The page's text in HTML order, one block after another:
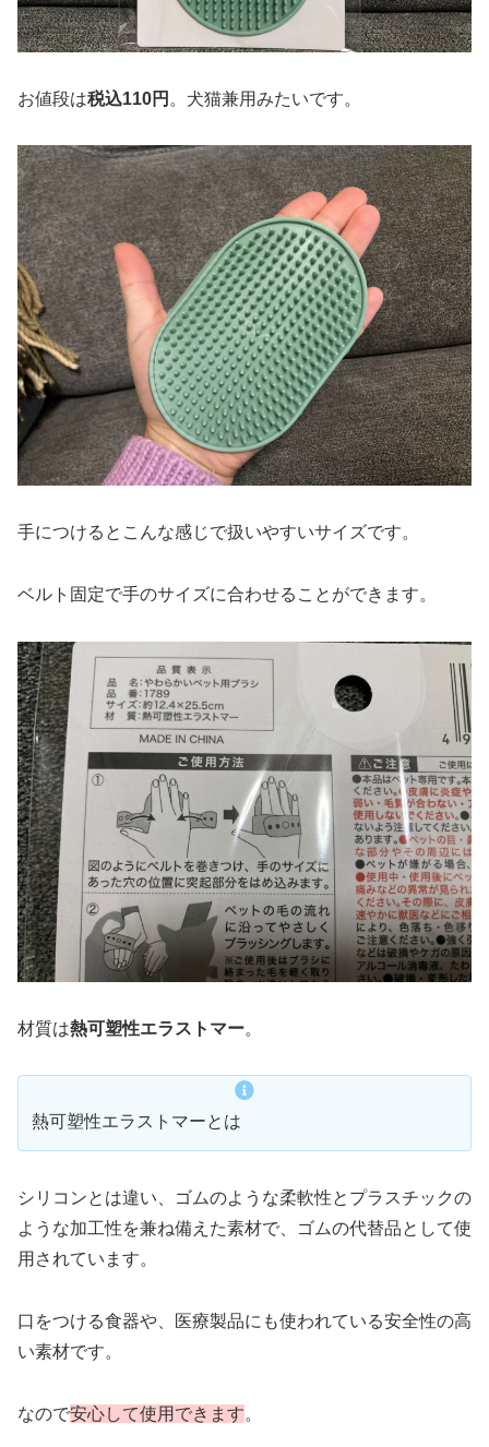
お値段は税込110円 。犬猫兼用みたいです。
手につけるとこんな感じで扱いやすいサイズです。
ベルト固定で手のサイズに合わせることができます。
材質は熱可塑性エラストマー。
熱可塑性エラストマーとは
シリコンとは違い、ゴムのような柔軟性とプラスチックの
ような加工性を兼ね備えた素材で、ゴムの代替品として使
用されています。
口をつける食器や、医療製品にも使われている安全性の高
い素材です。
なので安心して使用できます。